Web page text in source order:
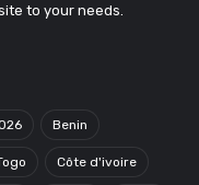
to your needs.
Benin
Côte d'ivoire